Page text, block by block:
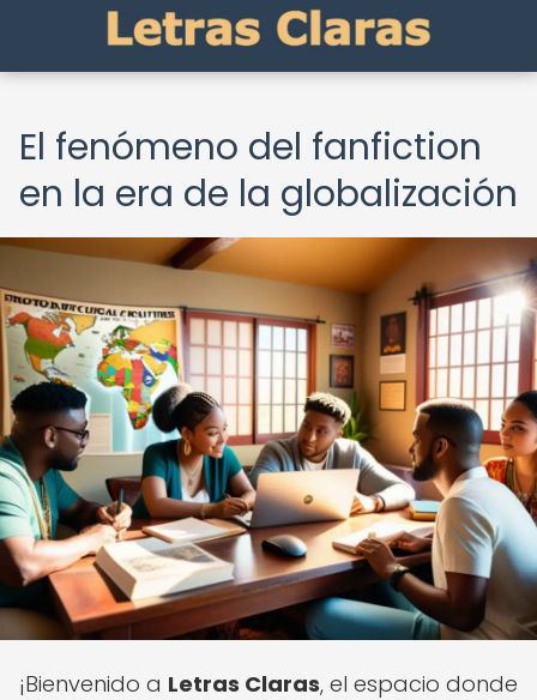
El fenómeno del fanfiction
en la era de la globalización
¡Bienvenido a Letras Claras, el espacio donde